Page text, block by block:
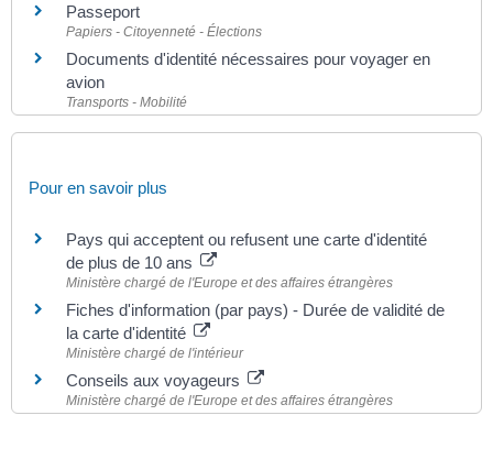
Passeport
Papiers - Citoyenneté - Élections
Documents d'identité nécessaires pour voyager en
avion
Transports - Mobilité
Pour en savoir plus
Pays qui acceptent ou refusent une carte d'identité
de plus de 10 ans
Ministère chargé de l'Europe et des affaires étrangères
Fiches d'information (par pays) - Durée de validité de
la carte d'identité
Ministère chargé de l'intérieur
Conseils aux voyageurs
Ministère chargé de l'Europe et des affaires étrangères